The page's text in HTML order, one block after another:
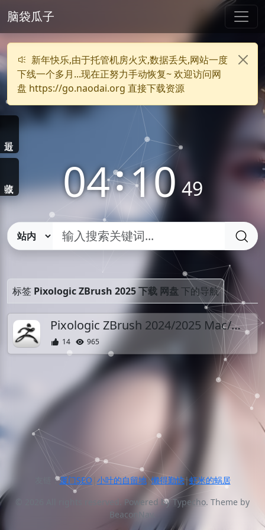
脑袋瓜子
新年快乐,由于托管机房火灾,数据丢失,网站一度
下线一个多月...现在正努力手动恢复~ 欢迎访问网
盘 https://go.naodai.org 直接下载资源
04:1049
标签 Pixologic ZBrush 2025 下载 网盘 下的导航
Pixologic ZBrush 2024/2025 Mac/Win开心激活 中文英文版 雕塑软件
14 965
友链：厦门SEO | 小叶的自留地|懒得勤快|虾米的蜗居
© 2026 All rights reserved. Powered byTypecho. Theme by
BeaconNav.